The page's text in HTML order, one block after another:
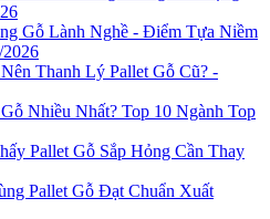
Gỗ Lành Nghề - Điểm Tựa Niềm
Thanh Lý Pallet Gỗ Cũ? -
Nhiều Nhất? Top 10 Ngành Top
Pallet Gỗ Sắp Hỏng Cần Thay
Pallet Gỗ Đạt Chuẩn Xuất